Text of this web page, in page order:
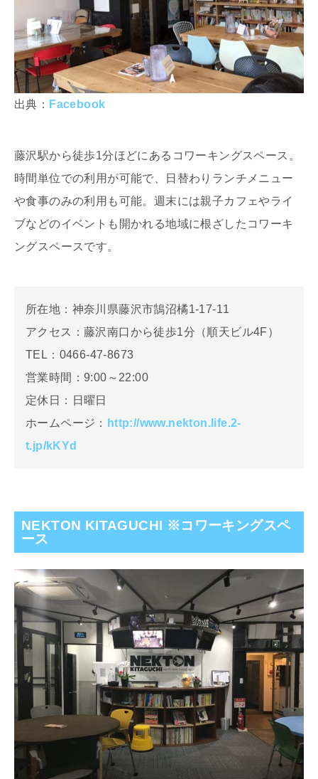
出典： Facebook
藤沢駅から徒歩1分ほどにあるコワーキングスペース。
時間単位での利用が可能で、日替わりランチメニュー
や食事のみの利用も可能。週末には親子カフェやライ
ブなどのイベントも開かれる地域に根ざしたコワーキ
ングスペースです。
所在地：神奈川県藤沢市鵠沼橘1-17-11
アクセス：藤沢南口から徒歩1分（順天ビル4F）
TEL：0466-47-8673
営業時間：9:00～22:00
定休日：日曜日
ホームページ：
http://www.nekton.life.2-
t.jp/kKYd
NEKTON KITAGUCHI ※コワーキングスペ
ース